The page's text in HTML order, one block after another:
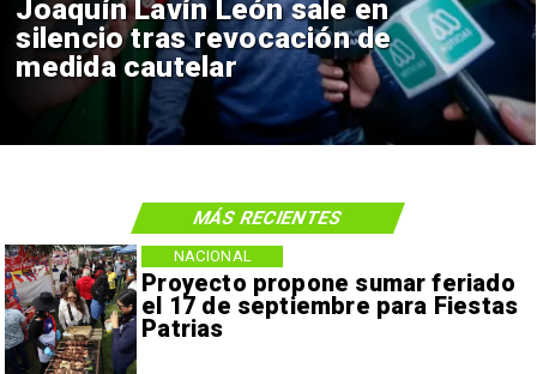
Joaquín Lavín León sale en
silencio tras revocación de
medida cautelar
Proyecto propone sumar feriado
el 17 de septiembre para Fiestas
Patrias
NACIONAL
MÁS RECIENTES